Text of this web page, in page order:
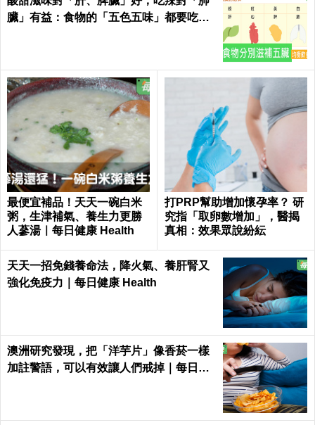
臟」有益：食物的「五色五味」都要吃，
最便宜補品！天天一碗白米
粥，生津補氣、養生力更勝
人蔘湯｜每日健康 Health
打PRP幫助增加懷孕率？ 研
究指「取卵數增加」，醫揭
真相：效果眾說紛紜
天天一招免錢養命法，降火氣、養肝腎又
強化免疫力｜每日健康 Health
澳洲研究發現，把「洋芋片」像香菸一樣
加註警語，可以有效讓人們戒掉｜每日健